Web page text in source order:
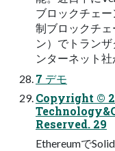
ブロックチェ
制ブロックチ
ン）でトラン
ンターネット社
7 デモ
Copyright ©
Reserved. 29
Ethereumで